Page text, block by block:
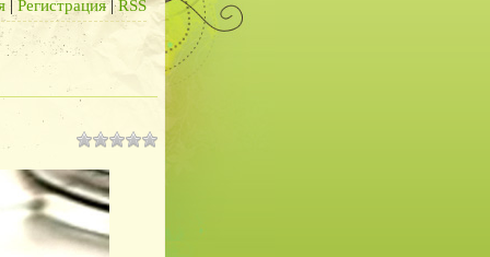
| Регистрация|RSS